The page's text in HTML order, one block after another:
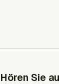
Hören Sie